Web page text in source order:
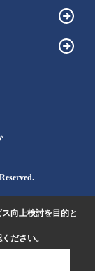
向上検討を目的と
ださい。